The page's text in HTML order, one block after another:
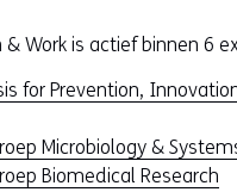
& Work is actief binnen 6
for Prevention,
Microbiology &
Biomedical Research